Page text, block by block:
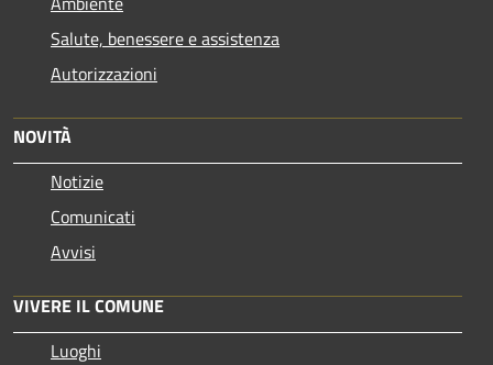
Salute, benessere e assistenza
Autorizzazioni
NOVITÀ
Notizie
Comunicati
Avvisi
VIVERE IL COMUNE
Luoghi